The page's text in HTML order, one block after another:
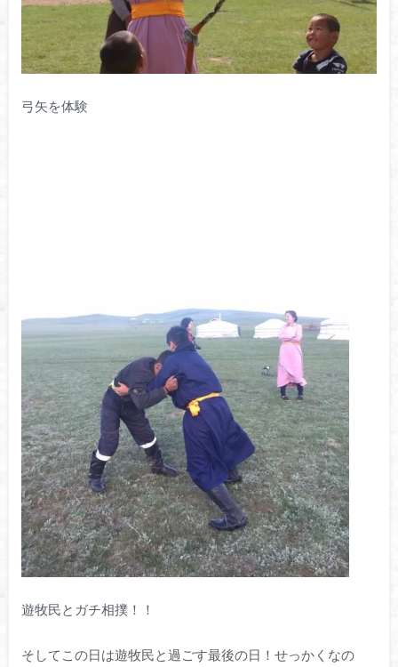
弓矢を体験
遊牧民とガチ相撲！！
そしてこの日は遊牧民と過ごす最後の日！せっかくなの